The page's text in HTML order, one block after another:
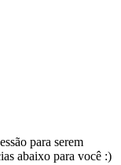
para serem
abaixo para você :)